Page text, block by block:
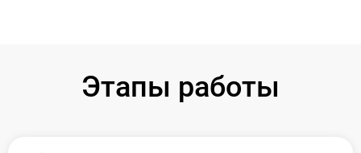
Этапы работы